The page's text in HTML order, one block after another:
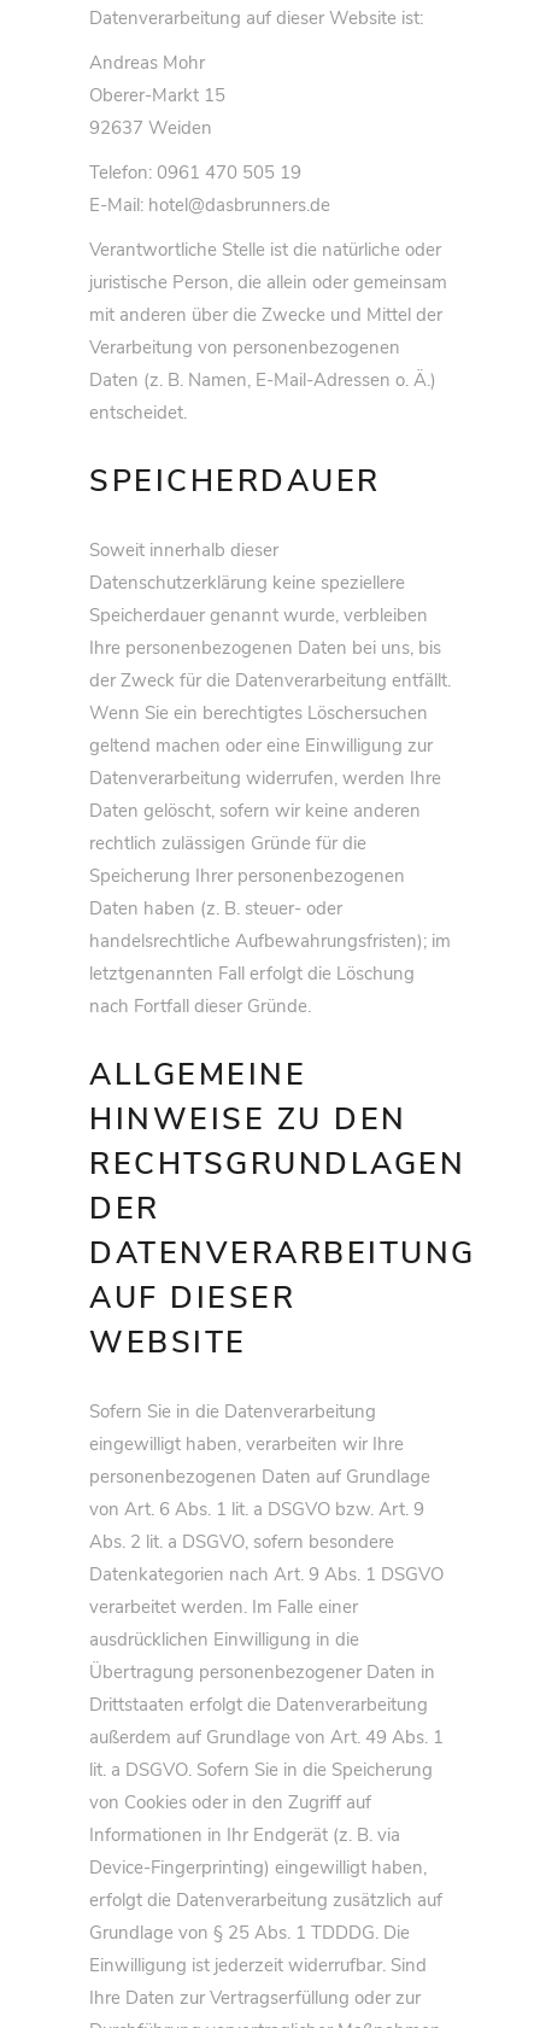
Datenverarbeitung auf dieser Website ist:
Andreas Mohr
Oberer-Markt 15
92637 Weiden
Telefon: 0961 470 505 19
E-Mail: hotel@dasbrunners.de
Verantwortliche Stelle ist die natürliche oder
juristische Person, die allein oder gemeinsam
mit anderen über die Zwecke und Mittel der
Verarbeitung von personenbezogenen
Daten (z. B. Namen, E-Mail-Adressen o. Ä.)
entscheidet.
SPEICHERDAUER
Soweit innerhalb dieser
Datenschutzerklärung keine speziellere
Speicherdauer genannt wurde, verbleiben
Ihre personenbezogenen Daten bei uns, bis
der Zweck für die Datenverarbeitung entfällt.
Wenn Sie ein berechtigtes Löschersuchen
geltend machen oder eine Einwilligung zur
Datenverarbeitung widerrufen, werden Ihre
Daten gelöscht, sofern wir keine anderen
rechtlich zulässigen Gründe für die
Speicherung Ihrer personenbezogenen
Daten haben (z. B. steuer- oder
handelsrechtliche Aufbewahrungsfristen); im
letztgenannten Fall erfolgt die Löschung
nach Fortfall dieser Gründe.
ALLGEMEINE
HINWEISE ZU DEN
RECHTSGRUNDLAGEN
DER
DATENVERARBEITUNG
AUF DIESER
WEBSITE
Sofern Sie in die Datenverarbeitung
eingewilligt haben, verarbeiten wir Ihre
personenbezogenen Daten auf Grundlage
von Art. 6 Abs. 1 lit. a DSGVO bzw. Art. 9
Abs. 2 lit. a DSGVO, sofern besondere
Datenkategorien nach Art. 9 Abs. 1 DSGVO
verarbeitet werden. Im Falle einer
ausdrücklichen Einwilligung in die
Übertragung personenbezogener Daten in
Drittstaaten erfolgt die Datenverarbeitung
außerdem auf Grundlage von Art. 49 Abs. 1
lit. a DSGVO. Sofern Sie in die Speicherung
von Cookies oder in den Zugriff auf
Informationen in Ihr Endgerät (z. B. via
Device-Fingerprinting) eingewilligt haben,
erfolgt die Datenverarbeitung zusätzlich auf
Grundlage von § 25 Abs. 1 TDDDG. Die
Einwilligung ist jederzeit widerrufbar. Sind
Ihre Daten zur Vertragserfüllung oder zur